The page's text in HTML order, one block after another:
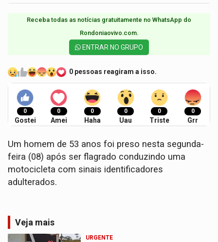
Receba todas as notícias gratuitamente no WhatsApp do
Rondoniaovivo.com.​
ENTRAR NO GRUPO
0 pessoas reagiram a isso.
0
Gostei
0
Amei
0
Haha
0
Uau
0
Triste
0
Grr
​Um homem de 53 anos foi preso nesta segunda-
feira (08) após ser flagrado conduzindo uma
motocicleta com sinais identificadores
adulterados.
Veja mais
URGENTE